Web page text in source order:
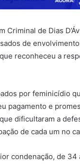
de Dias
de
reconheceu a
por feminicídio
pagamento e
dificultaram a
de cada um no
condenação, de